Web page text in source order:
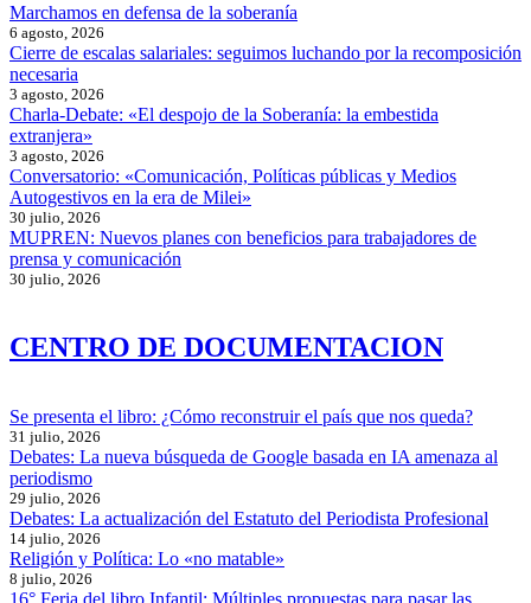
Marchamos en defensa de la soberanía
6 agosto, 2026
Cierre de escalas salariales: seguimos luchando por la recomposición
necesaria
3 agosto, 2026
Charla-Debate: «El despojo de la Soberanía: la embestida
extranjera»
3 agosto, 2026
Conversatorio: «Comunicación, Políticas públicas y Medios
Autogestivos en la era de Milei»
30 julio, 2026
MUPREN: Nuevos planes con beneficios para trabajadores de
prensa y comunicación
30 julio, 2026
CENTRO DE DOCUMENTACION
Se presenta el libro: ¿Cómo reconstruir el país que nos queda?
31 julio, 2026
Debates: La nueva búsqueda de Google basada en IA amenaza al
periodismo
29 julio, 2026
Debates: La actualización del Estatuto del Periodista Profesional
14 julio, 2026
Religión y Política: Lo «no matable»
8 julio, 2026
16° Feria del libro Infantil: Múltiples propuestas para pasar las